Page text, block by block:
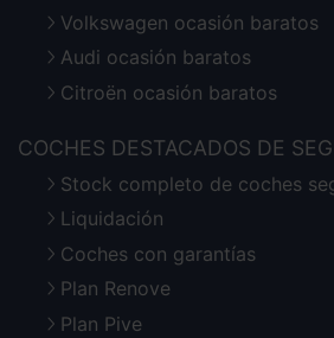
Volkswagen ocasión baratos
Audi ocasión baratos
Citroën ocasión baratos
COCHES DESTACADOS DE
Stock completo de coches
Liquidación
Coches con garantías
Plan Renove
Plan Pive